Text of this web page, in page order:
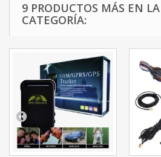
9 PRODUCTOS MÁS EN
CATEGORÍA: